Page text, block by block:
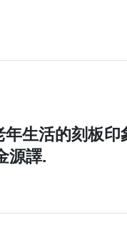
生活的刻板
源譯.